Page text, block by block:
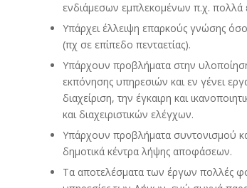
ενδιάμεσων εμπλεκομένων π.χ. πολλά
Υπάρχει έλλειψη επαρκούς γνώσης
(πχ σε επίπεδο πενταετίας).
Υπάρχουν προβλήματα στην
εκπόνησης υπηρεσιών και εν γένει
διαχείριση, την έγκαιρη και
και διαχειριστικών ελέγχων.
Υπάρχουν προβλήματα συντονισμού
δημοτικά κέντρα λήψης αποφάσεων.
Τα αποτελέσματα των έργων πολλές